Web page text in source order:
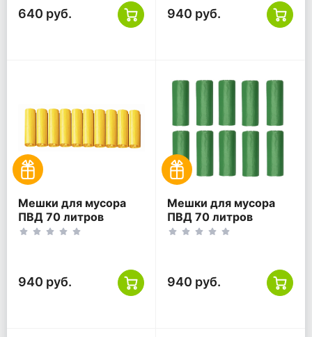
640 руб. 940 руб.
Мешки для мусора
ПВД 70 литров
желтый 30 мкм
940 руб.
Мешки для мусора
ПВД 70 литров
зеленый 30 мкм
940 руб.